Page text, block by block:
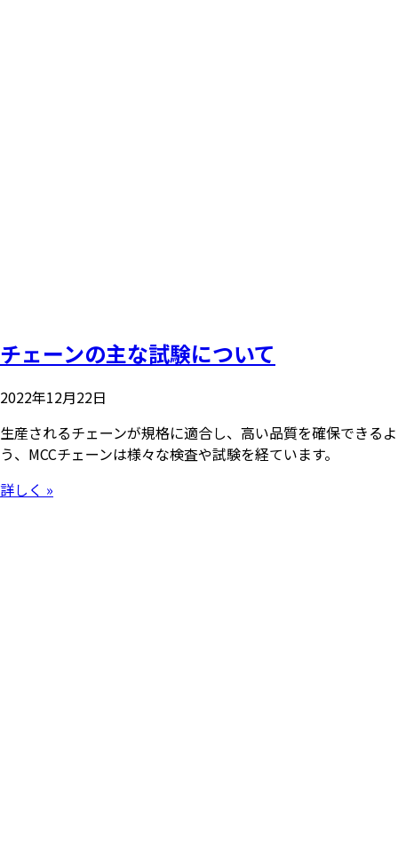
チェーンの主な試験について
2022年12月22日
生産されるチェーンが規格に適合し、高い品質を確保できるよ
う、MCCチェーンは様々な検査や試験を経ています。
詳しく »